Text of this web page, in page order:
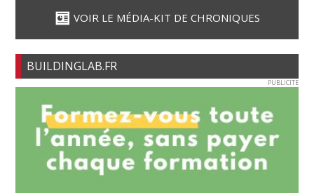
VOIR LE MÉDIA-KIT DE CHRONIQUES
BUILDINGLAB.FR
PUBLICITE